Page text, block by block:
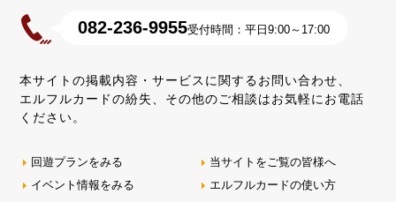
082-236-9955受付時間：平日9:00～17:00
本サイトの掲載内容・サービスに関するお問い合わせ、
エルフルカードの紛失、その他のご相談はお気軽にお電話
ください。
回遊プランをみる
イベント情報をみる
当サイトをご覧の皆様へ
エルフルカードの使い方